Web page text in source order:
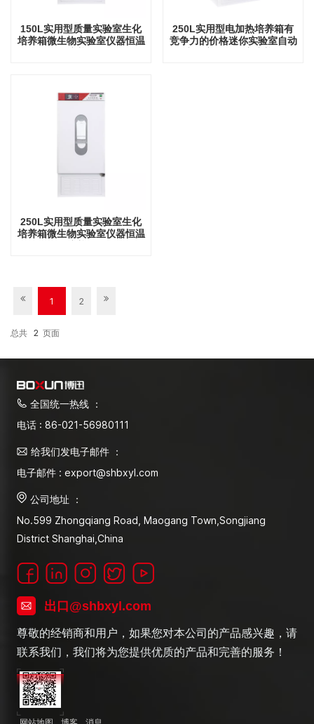
150L实用型质量实验室生化
培养箱微生物实验室仪器恒温
250L实用型电加热培养箱有
竞争力的价格迷你实验室自动
250L实用型质量实验室生化
培养箱微生物实验室仪器恒温
1 2
总共 2 页面
全国统一热线 ：
电话 : 86-021-56980111
给我们发电子邮件 ：
电子邮件 : export@shbxyl.com
公司地址 ：
No.599 Zhongqiang Road, Maogang Town,Songjiang
District Shanghai,China
出口@shbxyl.com
尊敬的经销商和用户，如果您对本公司的产品感兴趣，请
联系我们，我们将为您提供优质的产品和完善的服务！